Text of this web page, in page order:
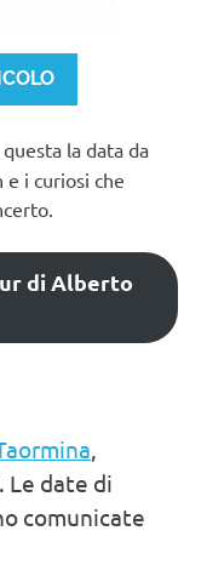
, questa la data da
i curiosi che
di Alberto
,
Le date di
comunicate